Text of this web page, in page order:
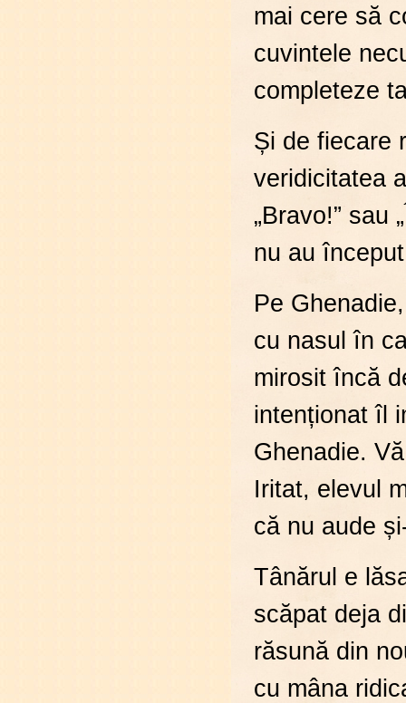
mai cere să
cuvintele
completeze
Și de fiecare
veridicitatea
„Bravo!” sau
nu au
Pe
cu nasul în
mirosit încă
intenționat îl
Ghenadie.
Iritat, elevul
că nu aude
Tânărul e
scăpat deja
răsună din
cu mâna